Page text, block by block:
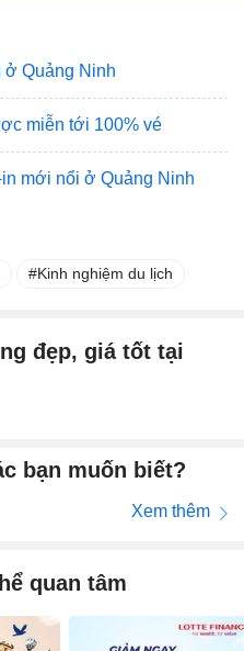
ở Quảng Ninh
miễn tới 100% vé
mới nổi ở Quảng Ninh
Kinh nghiệm du lịch
đẹp, giá tốt tại
bạn muốn biết?
Xem thêm
quan tâm